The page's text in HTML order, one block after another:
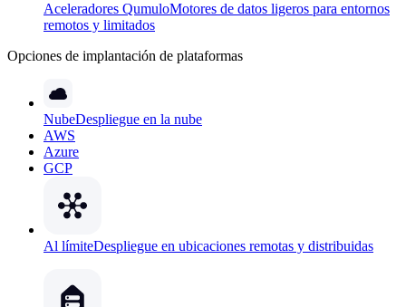
Aceleradores QumuloMotores de datos ligeros para entornos
remotos y limitados
Opciones de implantación de plataformas
NubeDespliegue en la nube
AWS
Azure
GCP
Al límiteDespliegue en ubicaciones remotas y distribuidas